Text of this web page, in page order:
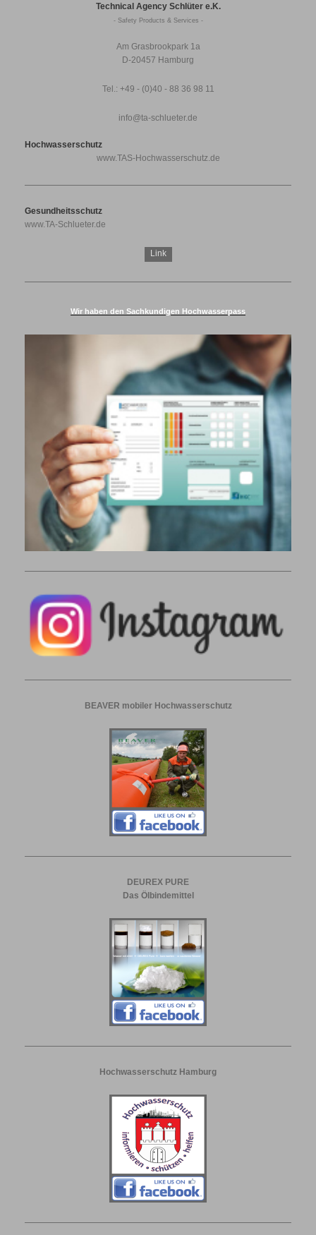
Technical Agency Schlüter e.K.
- Safety Products & Services -
Am Grasbrookpark 1a
D-20457 Hamburg
Tel.: +49 - (0)40 - 88 36 98 11
info@ta-schlueter.de
Hochwasserschutz
www.TAS-Hochwasserschutz.de
Gesundheitsschutz
www.TA-Schlueter.de
Link
Wir haben den Sachkundigen Hochwasserpass
BEAVER mobiler Hochwasserschutz
DEUREX PURE
Das Ölbindemittel
Hochwasserschutz Hamburg